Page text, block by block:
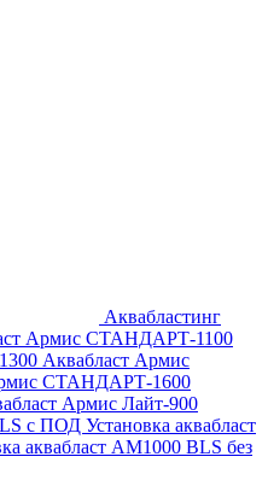
Аквабластинг
Армис СТАНДАРТ-1100
Аквабласт Армис
СТАНДАРТ-1600
Армис Лайт-900
с ПОД Установка аквабласт
аквабласт AM1000 BLS без